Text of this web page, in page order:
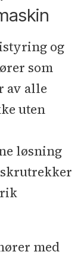
og
som
av alle
uten
løsning
skrutrekker
med